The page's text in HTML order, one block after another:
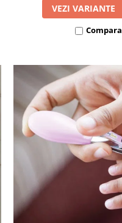
VEZI VARIANTE
Compara